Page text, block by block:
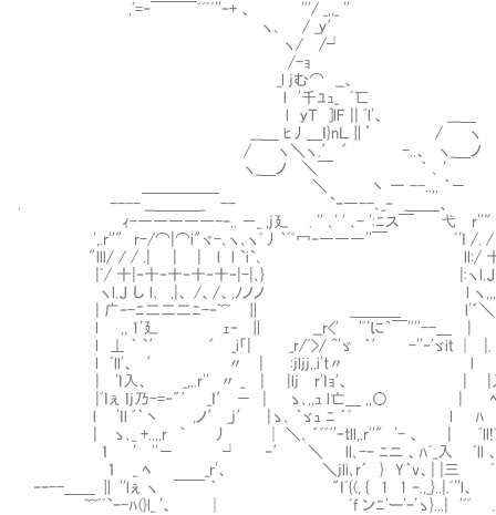
,'=‐￣￣￣ﾞﾞﾞﾞ''‐+ 、 '''/ _,,_ ''
ヽ､ / _ｙ′
ヽ/ /┘
/-ｮ ∟ ..､
_l jむ⌒ __、 '廴
l '千ﾕｭ_ ﾞ匸 __＿
l ｙＴ ]lF || ﾞl'、 ___
___＿ ﾋ丿＿ｌ}nＬ∥’ / ヽ ヽ_
/ ヽ＼ヽ.′ ´ -..、 ヽ_
ヽ_＿ノ ＼￣ ｀ ､ '
＿＿＿＿＿ ＼ 丶 一 --..,, ｀
. ---- __＿＿＿_ -- `ｰ―--､_‐ _＿＿、
ｨ-―――――-ｰ.. －_ ,j廴 . '' ､' ' ､- ':ﾆス￣ 弋 r''" r-/
',.r''" r-/⌒|⌒i"ヾ-､ヽ､ヽﾞ丿｀ﾞﾞ冖‐―――''￣ ﾞ'ｌ /
"lll/ / / .| | | l l `i`､ ll:/ 十|‐十‐十‐
|ﾞ/ 十|‐十‐十‐十‐十‐|-|､} |:ヽl.Ｊ し l､ ,|、
ヽl.Ｊ し l､ ,|、 /、/、,ﾉノノ l ヽ,,,^ ^:::::::￣
| 广‐-ﾆ二二二ﾆ-‐~~ ∥ _＿＿＿ l'´＼ "‐-
l ,, 1'廴 ｪ‐ ∥ __r<' 'ﾞ'に｀￣''''--
l ⊥ ｀ `′ ´ _i「| _r/ﾞ>/ ^'ゞ ｀′ -''‐'ゞiｔ │
l ﾞll'、 ′ 〃 | :jljj..i't〃 l l
| 'ｌ入、 _,..r'' 〃 _ | |lj∑r'ｌｮ'
|ﾞｌぇ ｌj乃-=‐"′ _ｌ′ － | ゝ､,,ｭ l亡＿ ,,○ | ﾍ
l 'ｌl ﾞ｀丶 ,ノ′ _j′ |ゝ､ ｀ゞｭ ﾆ ´ﾞ l ﾊ
| ゝ､_ +..,,r ｀ 丿 │ ＼､ ´ﾞﾞﾞ'ｰtll,.r''" '- 、
１ '∑''－ ┘ ‐′ ＼ ll､-ｰ ﾆニ 、ﾊﾞ_入 ﾞll
１ _ ﾍ _r'、 ＼jli､r´ } Y｀v、| |三
‐ｰ--＿＿ ∥ ''lぇ ヽ ￣￣ ｀ "ｌﾞ{(, { 1 1
~~ﾞﾞ`ｰ-ﾊ(}l_ '、 │ ﾞf ンﾆ'ー'ｰ'ゝ}...| 'ﾞﾞ